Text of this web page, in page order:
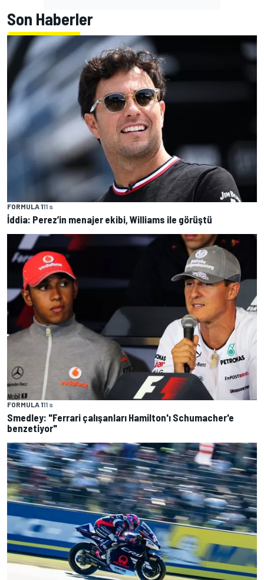
Son Haberler
FORMULA 111 s
İddia: Perez’in menajer ekibi, Williams ile görüştü
FORMULA 111 s
Smedley: "Ferrari çalışanları Hamilton'ı Schumacher'e
benzetiyor"